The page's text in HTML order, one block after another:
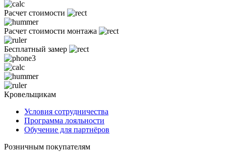
Расчет стоимости
Расчет стоимости монтажа
Бесплатный замер
Кровельщикам
Условия сотрудничества
Программа лояльности
Обучение для партнёров
Розничным покупателям